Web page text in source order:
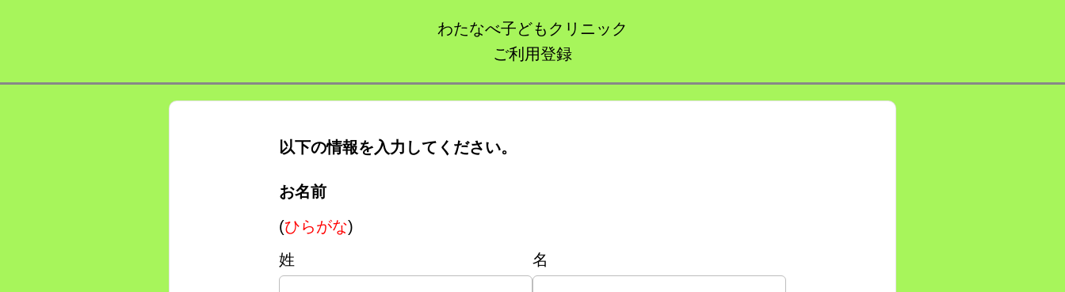
わたなべ子どもクリニック
ご利用登録
以下の情報を入力してください。
お名前
(ひらがな)
姓
名